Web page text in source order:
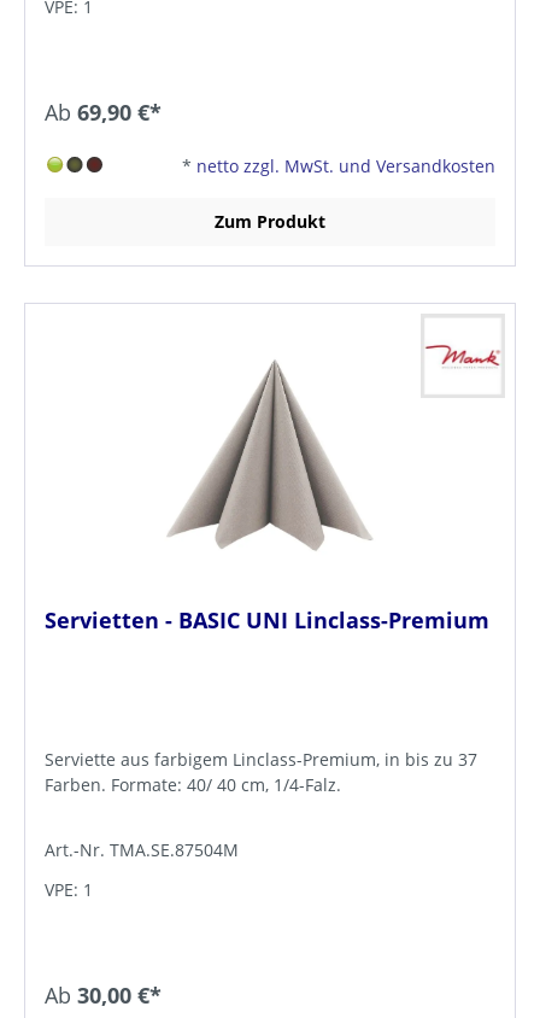
VPE: 1
Ab 69,90 €*
* netto zzgl. MwSt. und Versandkosten
Zum Produkt
Servietten - BASIC UNI Linclass-Premium
Serviette aus farbigem Linclass-Premium, in bis zu 37
Farben. Formate: 40/ 40 cm, 1/4-Falz.
Art.-Nr. TMA.SE.87504M
VPE: 1
Ab 30,00 €*